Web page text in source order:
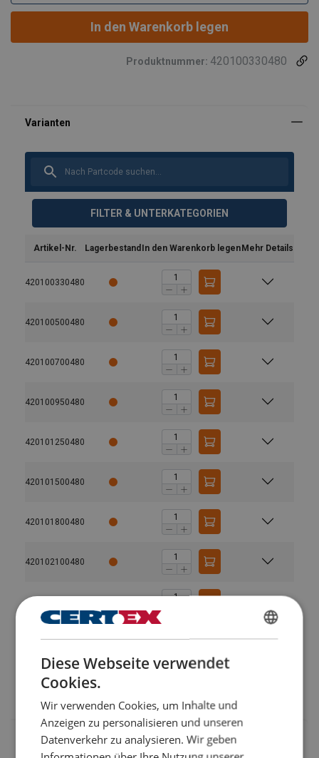
In den Warenkorb legen
Produktnummer: 420100330480
FILTER & UNTERKATEGORIEN
Artikel-Nr. Lagerbestand In den Warenkorb legen Mehr Details
420100330480
420100500480
420100700480
420100950480
420101250480
420101500480
420101800480
420102100480
420103000480
420104000480
420112000480
Kennzeichnung:
Güteklasse:
GERMAN
ENGLISH TRANSLATION
Diese Webseite verwendet
Cookies.
Wir verwenden Cookies, um Inhalte und
Anzeigen zu personalisieren und unseren
Datenverkehr zu analysieren. Wir geben